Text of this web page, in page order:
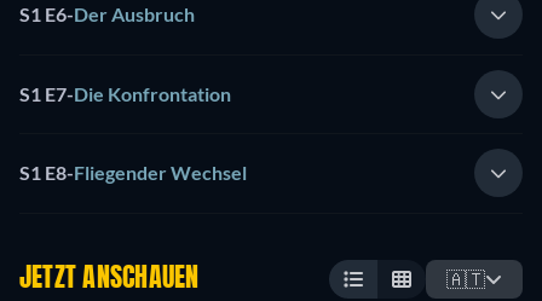
S1 E6-Der Ausbruch
S1 E7-Die Konfrontation
S1 E8-Fliegender Wechsel
JETZT ANSCHAUEN 🇦🇹